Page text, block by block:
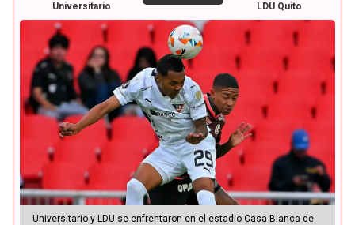
Universitario LDU Quito
Universitario y LDU se enfrentaron en el estadio Casa Blanca de